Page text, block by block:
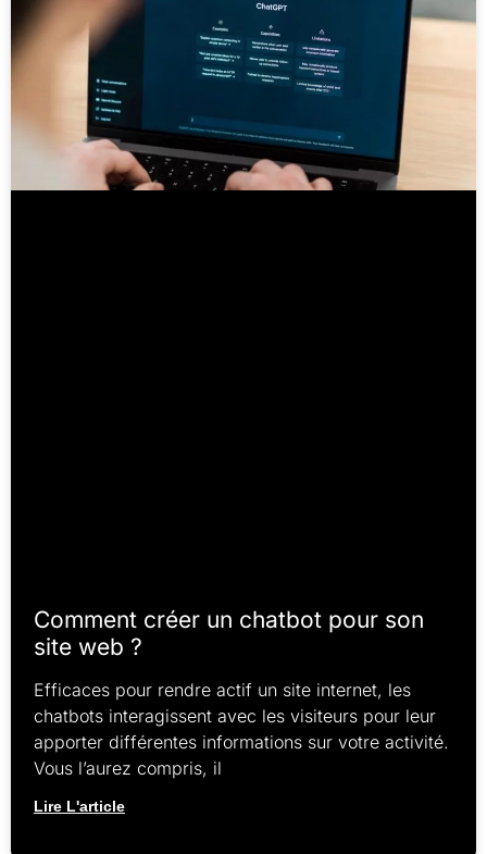
Comment créer un chatbot pour son
site web ?
Efficaces pour rendre actif un site internet, les
chatbots interagissent avec les visiteurs pour leur
apporter différentes informations sur votre activité.
Vous l’aurez compris, il
Lire L'article